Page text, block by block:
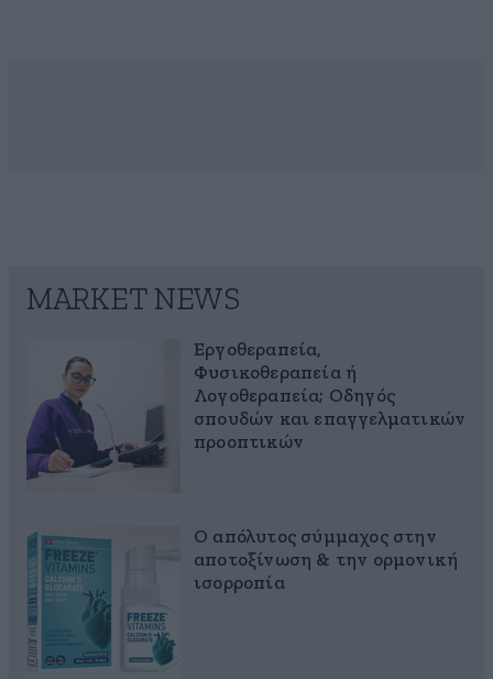
MARKET NEWS
Εργοθεραπεία,
Φυσικοθεραπεία ή
Λογοθεραπεία; Οδηγός
σπουδών και επαγγελματικών
προοπτικών
Ο απόλυτος σύμμαχος στην
αποτοξίνωση & την ορμονική
ισορροπία